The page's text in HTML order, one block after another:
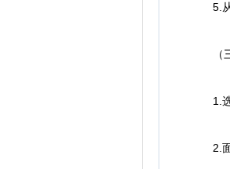
5.从
（三
1.选
2.面